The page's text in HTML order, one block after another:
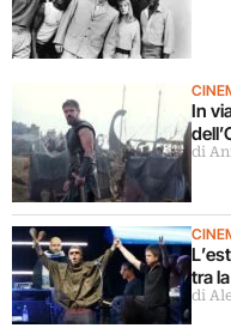
In
di
tra
di